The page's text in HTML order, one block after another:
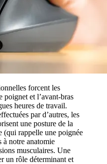
forcent les
poignet et l’avant-bras
heures de travail.
par d’autres, les
une posture de la
(qui rappelle une poignée
à notre anatomie
musculaires. Une
un rôle déterminant et